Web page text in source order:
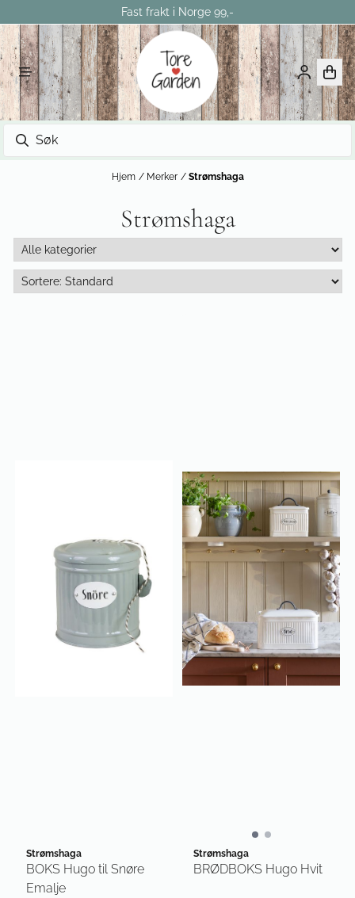
Fast frakt i Norge 99,-
Hjem / Merker / Strømshaga
Strømshaga
Strømshaga
BOKS Hugo til Snøre
Emalje
Strømshaga
BRØDBOKS Hugo Hvit